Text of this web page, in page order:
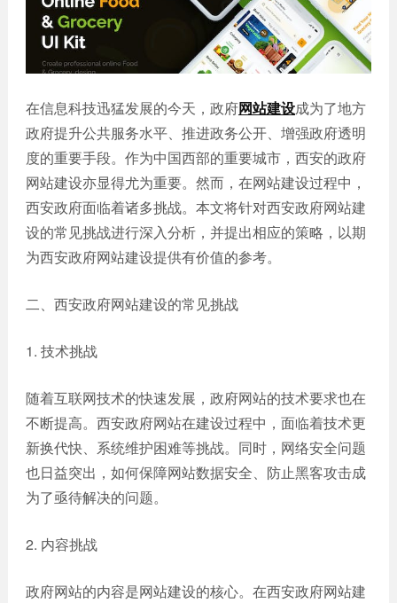
客
户
生物
医药
网站
建设
外贸
网站
建设
教育
网站
机械
制造
能源
IT科
技
装修
建筑
其他
序案
APP
案例
系统
问
题
小
序
在信息科技迅猛发展的今天，政府网站建设成为了地方
政府提升公共服务水平、推进政务公开、增强政府透明
度的重要手段。作为中国西部的重要城市，西安的政府
网站建设亦显得尤为重要。然而，在网站建设过程中，
西安政府面临着诸多挑战。本文将针对西安政府网站建
设的常见挑战进行深入分析，并提出相应的策略，以期
为西安政府网站建设提供有价值的参考。
二、西安政府网站建设的常见挑战
1. 技术挑战
随着互联网技术的快速发展，政府网站的技术要求也在
不断提高。西安政府网站在建设过程中，面临着技术更
新换代快、系统维护困难等挑战。同时，网络安全问题
也日益突出，如何保障网站数据安全、防止黑客攻击成
为了亟待解决的问题。
2. 内容挑战
政府网站的内容是网站建设的核心。在西安政府网站建